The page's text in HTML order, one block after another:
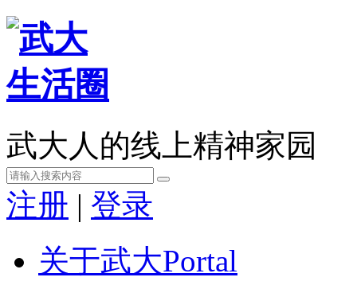
武大人的线上精神家园
注册 | 登录
关于武大Portal